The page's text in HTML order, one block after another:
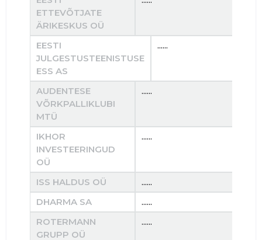
ETTEVÕTJATE
ÄRIKESKUS OÜ
EESTI
JULGESTUSTEENISTUSE
ESS AS
......
AUDENTESE
VÕRKPALLIKLUBI
MTÜ
......
IKHOR
INVESTEERINGUD
OÜ
......
ISS HALDUS OÜ ......
DHARMA SA
......
ROTERMANN
GRUPP OÜ
......